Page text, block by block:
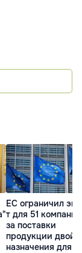
ЕС ограничил
т для 51 компании
за поставки
продукции
назначения для